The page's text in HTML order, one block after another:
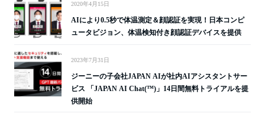
2020年4月15日
AIにより0.5秒で体温測定＆顔認証を実現！日本コンピ
ュータビジョン、体温検知付き顔認証デバイスを提供
2023年7月31日
ジーニーの子会社JAPAN AIが社内AIアシスタントサー
ビス 「JAPAN AI Chat(™)」14日間無料トライアルを提
供開始